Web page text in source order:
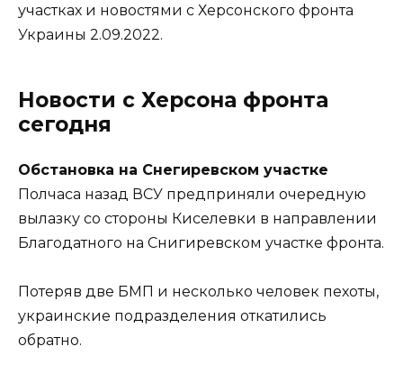
участках и новостями с Херсонского фронта
Украины 2.09.2022.
Новости с Херсона фронта
сегодня
Обстановка на Снегиревском участке
Полчаса назад ВСУ предприняли очередную
вылазку со стороны Киселевки в направлении
Благодатного на Снигиревском участке фронта.
Потеряв две БМП и несколько человек пехоты,
украинские подразделения откатились
обратно.